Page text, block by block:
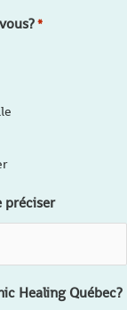
*
préciser
vous entendu parler de Pranic Healing Québec?